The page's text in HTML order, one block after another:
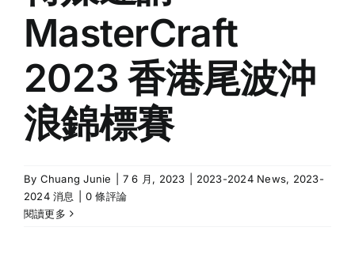
MasterCraft
2023 香港尾波沖
浪錦標賽
By Chuang Junie 7 6 月, 2023 2023-2024 News, 2023-
2024 消息
0 條評論
閱讀更多